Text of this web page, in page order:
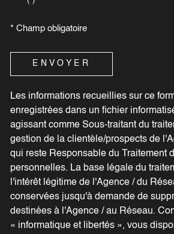
* Champ obligatoire
ENVOYER
Les informations recueillies sur ce
enregistrées dans un fichier
agissant comme Sous-traitant du
gestion de la clientèle/prospects de
qui reste Responsable du Traitement
personnelles. La base légale du
l'intérêt légitime de l'Agence / du
conservées jusqu'à demande de
destinées à l'Agence / au Réseau.
« informatique et libertés », vous